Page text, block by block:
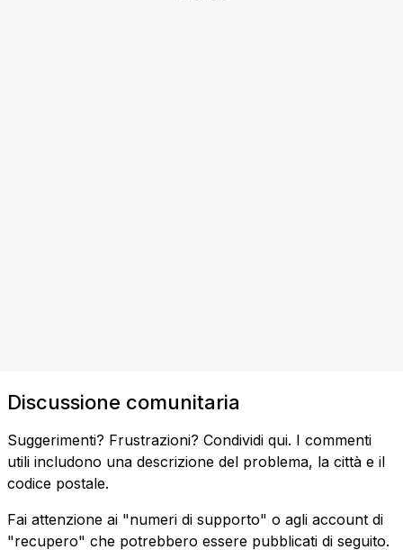
Discussione comunitaria
Suggerimenti? Frustrazioni? Condividi qui. I commenti
utili includono una descrizione del problema, la città e il
codice postale.
Fai attenzione ai "numeri di supporto" o agli account di
"recupero" che potrebbero essere pubblicati di seguito.